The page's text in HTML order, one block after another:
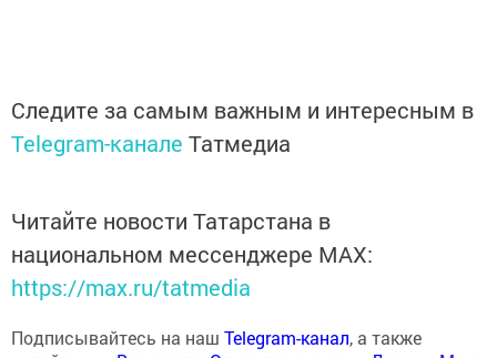
Следите за самым важным и интересным в
Telegram-канале Татмедиа
Читайте новости Татарстана в
национальном мессенджере MАХ:
https://max.ru/tatmedia
Подписывайтесь на наш Telegram-канал, а также